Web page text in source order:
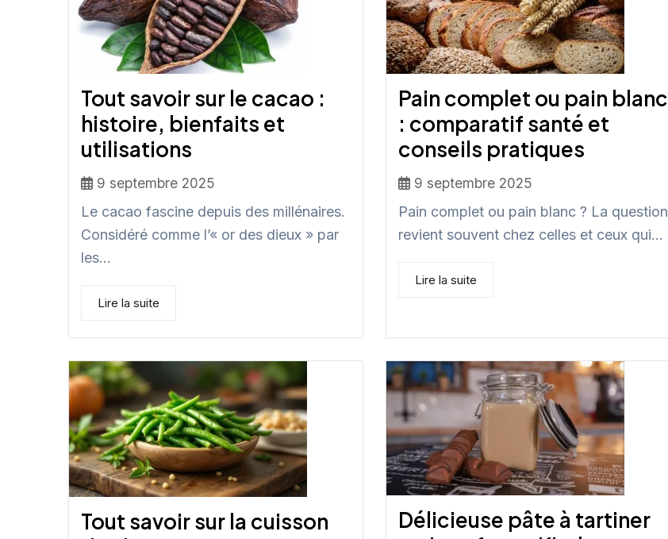
Tout savoir sur le cacao :
histoire, bienfaits et
utilisations
9 septembre 2025
Le cacao fascine depuis des millénaires.
Considéré comme l’« or des dieux » par
les...
Lire la suite
Pain complet ou pain blanc
: comparatif santé et
conseils pratiques
9 septembre 2025
Pain complet ou pain blanc ? La question
revient souvent chez celles et ceux qui...
Lire la suite
Tout savoir sur la cuisson
Délicieuse pâte à tartiner